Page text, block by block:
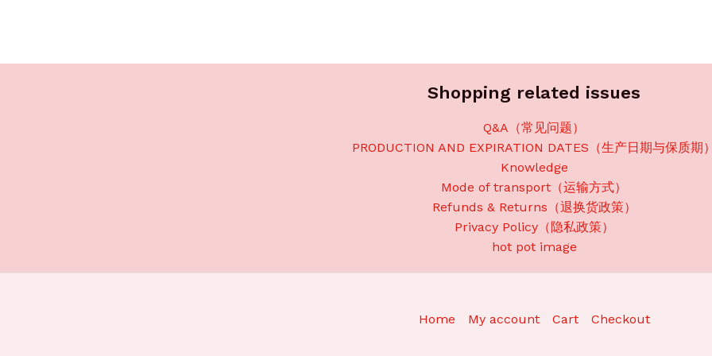
Shopping related issues
Q&A（常见问题）
PRODUCTION AND EXPIRATION DATES（生产日期与保质期
Knowledge
Mode of transport（运输方式）
Refunds & Returns（退换货政策）
Privacy Policy（隐私政策）
hot pot image
Home My account Cart Checkout